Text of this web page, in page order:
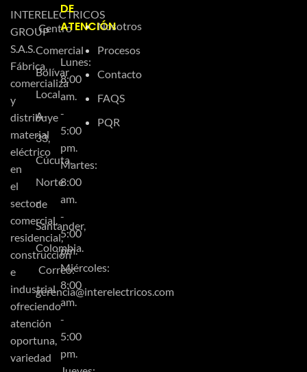
INTERELECTRICOS
GROUP
S.A.S.
Fábrica,
comercializa
y
distribuye
material
eléctrico
en
el
sector
comercial,
residencial,
construcción
e
industrial
ofreciendo
atención
oportuna,
variedad
Centro
Comercial
Bolívar
Local
A-
33,
Cúcuta,
Norte
de
Santander,
Colombia.
Correo:
gerencia@interelectricos.com
DE
ATENCIÓN
Lunes:
8:00
am.
-
5:00
pm.
Martes:
8:00
am.
-
5:00
pm.
Miércoles:
8:00
am.
-
5:00
pm.
Nosotros
Procesos
Contacto
FAQS
PQR